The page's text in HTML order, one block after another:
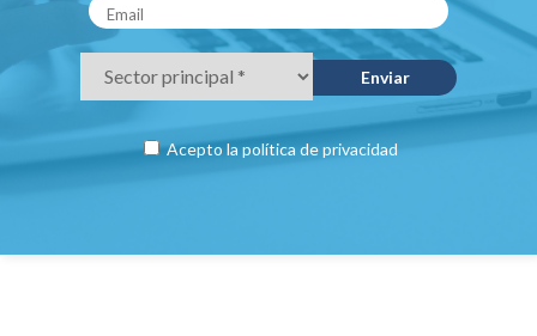
Acepto la política de privacidad